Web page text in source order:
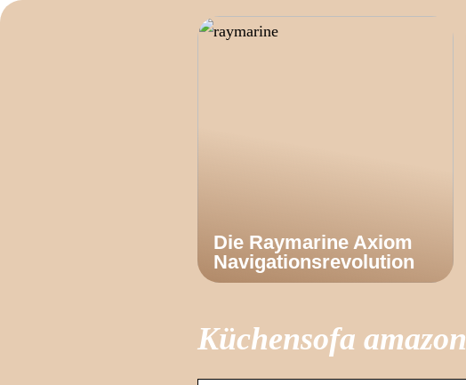
Die Raymarine Axiom
Navigationsrevolution
Küchensofa amazon